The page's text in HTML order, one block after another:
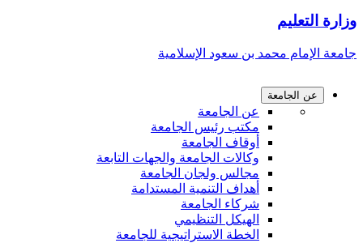
وزارة التعليم
جامعة الإمام محمد بن سعود الإسلامية
عن الجامعة
عن الجامعة
مكتب رئيس الجامعة
أوقاف الجامعة
وكالات الجامعة والجهات التابعة
مجالس ولجان الجامعة
أهداف التنمية المستدامة
شركاء الجامعة
الهيكل التنظيمي
الخطة الاستراتيجية للجامعة